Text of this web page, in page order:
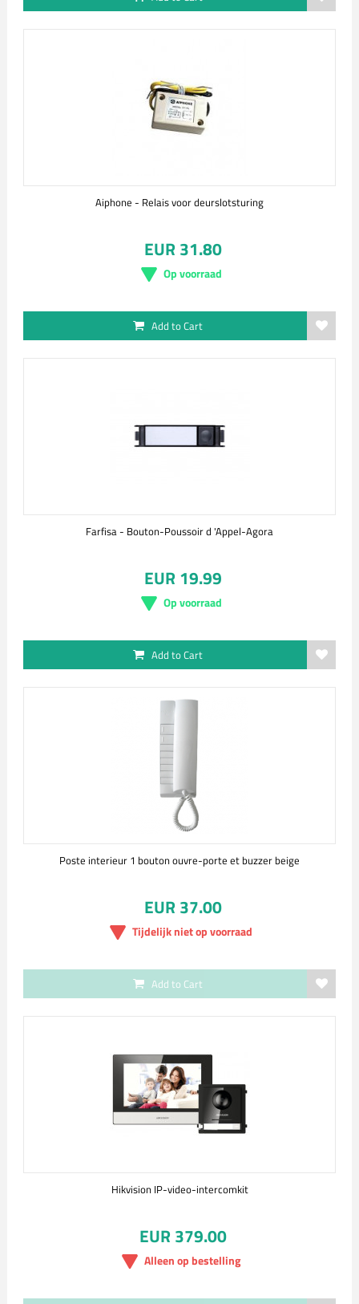
Aiphone - Relais voor deurslotsturing
EUR 31.80
Op voorraad
Add to Cart
Farfisa - Bouton-Poussoir d 'Appel-Agora
EUR 19.99
Op voorraad
Add to Cart
Poste interieur 1 bouton ouvre-porte et buzzer beige
EUR 37.00
Tijdelijk niet op voorraad
Add to Cart
Hikvision IP-video-intercomkit
EUR 379.00
Alleen op bestelling